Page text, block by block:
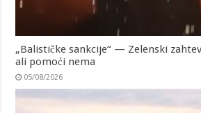
„Balističke sankcije“ — Zelenski
ali pomoći nema
05/08/2026